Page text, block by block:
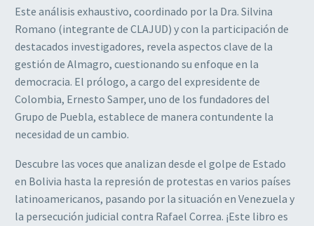
Este análisis exhaustivo, coordinado por la Dra. Silvina
Romano (integrante de CLAJUD) y con la participación de
destacados investigadores, revela aspectos clave de la
gestión de Almagro, cuestionando su enfoque en la
democracia. El prólogo, a cargo del expresidente de
Colombia, Ernesto Samper, uno de los fundadores del
Grupo de Puebla, establece de manera contundente la
necesidad de un cambio.
Descubre las voces que analizan desde el golpe de Estado
en Bolivia hasta la represión de protestas en varios países
latinoamericanos, pasando por la situación en Venezuela y
la persecución judicial contra Rafael Correa. ¡Este libro es